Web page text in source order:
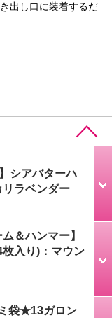
出し口に装着するだ
シアバターハ
ラベンダー
＆ハンマー】
枚入り)：マウン
袋★13ガロン